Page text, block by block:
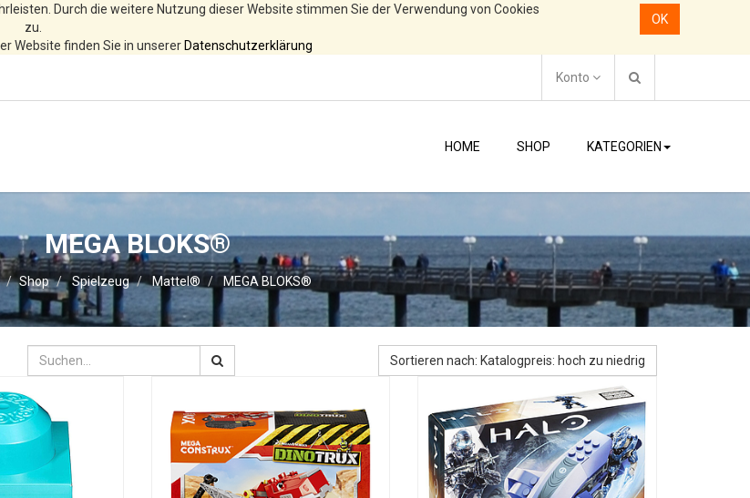
Durch die weitere Nutzung dieser Website stimmen Sie der Verwendung von Cookies
zu.
Website finden Sie in unserer Datenschutzerklärung
OK
Konto
HOME SHOP KATEGORIEN
MEGA BLOKS®
Shop Spielzeug Mattel® MEGA BLOKS®
Sortieren nach: Katalogpreis: hoch zu niedrig